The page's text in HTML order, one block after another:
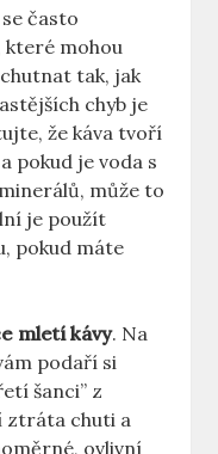
často
které mohou
tak, jak
chyb je
že káva tvoří
pokud je voda s
může to
je použít
pokud máte
mletí kávy. Na
podaří si
šanci” z
ztráta chuti a
ovlivní